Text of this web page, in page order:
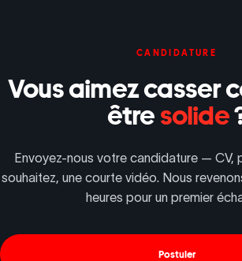
CANDIDATURE
Vous aimez casser
être solide
Envoyez-nous votre candidature — CV,
souhaitez, une courte vidéo. Nous
heures pour un premier
Postuler